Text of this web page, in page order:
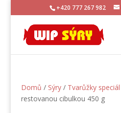
+420 777 267 982
Domů / Sýry/ Tvarůžky speciál
restovanou cibulkou 450 g